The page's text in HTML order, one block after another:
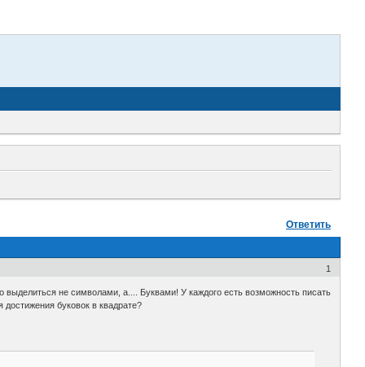
Ответить
1
не символами, а.... Буквами! У каждого есть возможность писать
буковок в квадрате?